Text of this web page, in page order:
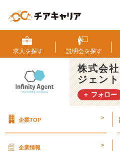
事
も
プ
ラ
イ
ベ
ー
楽
求人を探す 説明会を探す
株式会
ジェント
＋ フォロー
企業TOP >
企業情報 >